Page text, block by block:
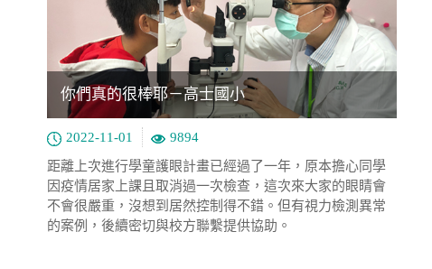
你們真的很棒耶－高士國小
2022-11-01
9894
距離上次進行學童護眼計畫已經過了一年，原本擔心同學
因疫情居家上課且取消過一次檢查，這次來大家的眼睛會
不會很嚴重，沒想到居然控制得不錯。但有視力檢測異常
的案例，後續密切與校方聯繫提供協助。